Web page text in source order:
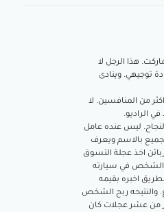
هذا الرجل لا
توجيهي. وينادى
عنده يبيع 6 مرات اكثر من المنافسين. لا
في الراديو.
ليس عنده عامل
بالاسم ويعرف
اخذ عجلة التسوق
الشخص في سيارته
اخبره بقيمه
والنتيحه ربح الشخص
من عشر عجلات كان